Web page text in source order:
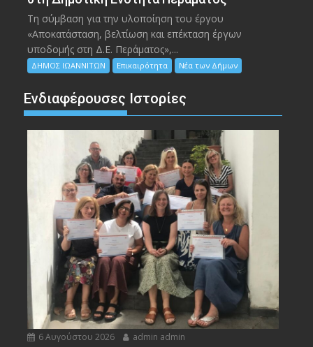
Τη σύμβαση για την υλοποίηση του έργου
«Αποκατάσταση, βελτίωση και επέκταση έργων
υποδομής στη Δ.Ε. Περάματος»,...
ΔΗΜΟΣ ΙΩΑΝΝΙΤΩΝ Επικαιρότητα Νέα των Δήμων
Ενδιαφέρουσες Ιστορίες
6 Αυγούστου 2026 admin admin